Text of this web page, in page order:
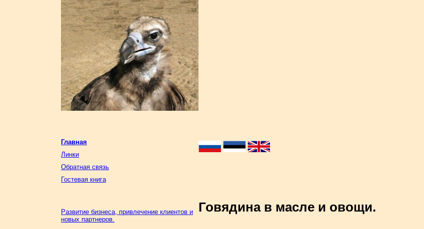
Главная
Линки
Обратная связь
Гостевая книга
Развитие бизнеса, привлечение клиентов и
новых партнеров.
Говядина в масле и овощи.